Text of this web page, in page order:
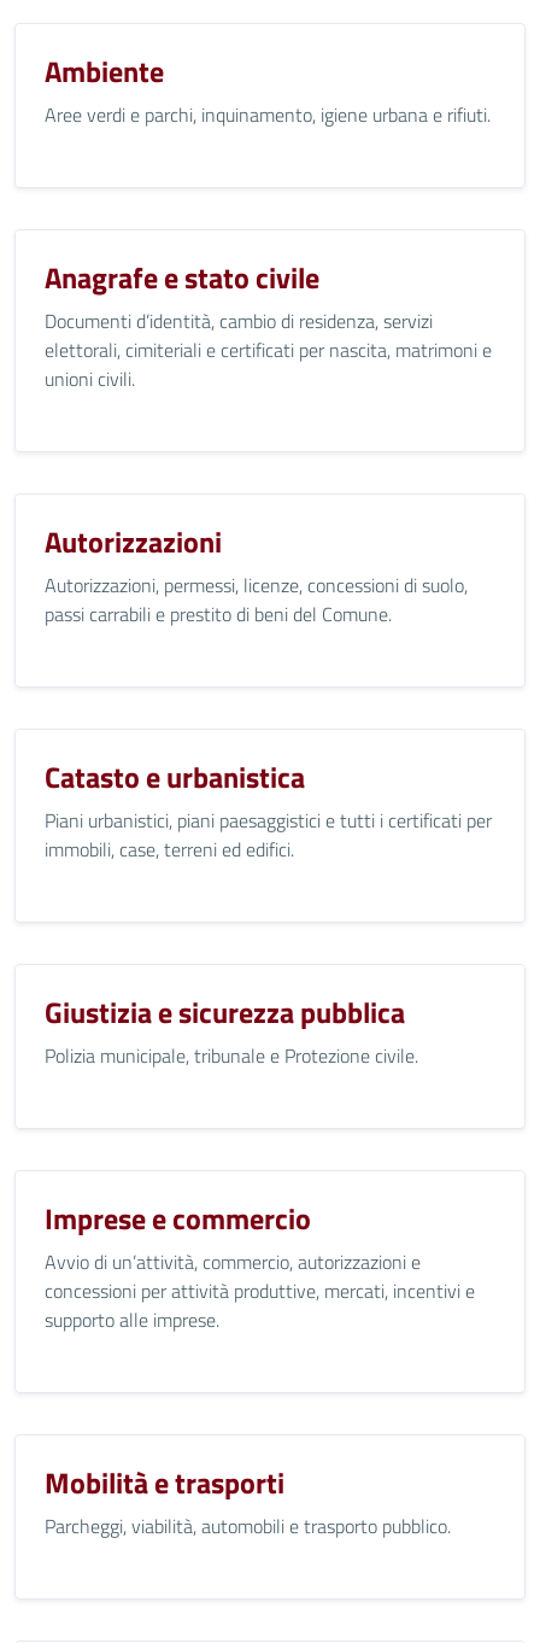
Ambiente
Aree verdi e parchi, inquinamento, igiene urbana e rifiuti.
Anagrafe e stato civile
Documenti d’identità, cambio di residenza, servizi
elettorali, cimiteriali e certificati per nascita, matrimoni e
unioni civili.
Autorizzazioni
Autorizzazioni, permessi, licenze, concessioni di suolo,
passi carrabili e prestito di beni del Comune.
Catasto e urbanistica
Piani urbanistici, piani paesaggistici e tutti i certificati per
immobili, case, terreni ed edifici.
Giustizia e sicurezza pubblica
Polizia municipale, tribunale e Protezione civile.
Imprese e commercio
Avvio di un’attività, commercio, autorizzazioni e
concessioni per attività produttive, mercati, incentivi e
supporto alle imprese.
Mobilità e trasporti
Parcheggi, viabilità, automobili e trasporto pubblico.